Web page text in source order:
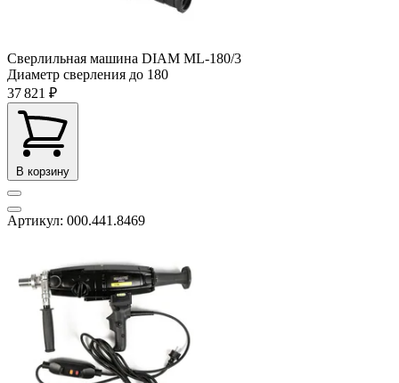
Сверлильная машина DIAM ML-180/3
Диаметр сверления до 180
37 821 ₽
В корзину
Артикул: 000.441.8469